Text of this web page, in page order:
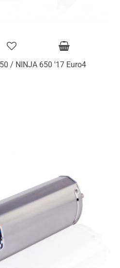
/ NINJA 650 '17 Euro4